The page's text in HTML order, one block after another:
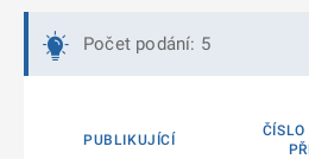
Počet podání: 5
PUBLIKUJÍCÍ